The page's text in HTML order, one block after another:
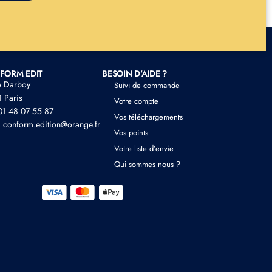
EDIT
Darboy
Paris
48 07 55 87
conform.edition@orange.fr
BESOIN D'AIDE ?
Suivi de commande
Votre compte
Vos téléchargements
Vos points
Votre liste d’envie
Qui sommes nous ?